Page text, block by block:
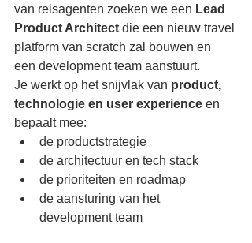
van reisagenten zoeken we een Lead
Product Architect die een nieuw travel
platform van scratch zal bouwen en
een development team aanstuurt.
Je werkt op het snijvlak van product,
technologie en user experience en
bepaalt mee:
de productstrategie
de architectuur en tech stack
de prioriteiten en roadmap
de aansturing van het
development team